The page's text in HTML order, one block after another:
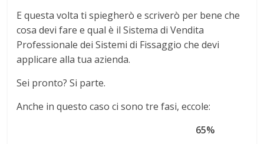
E questa volta ti spiegherò e scriverò per bene che
cosa devi fare e qual è il Sistema di Vendita
Professionale dei Sistemi di Fissaggio che devi
applicare alla tua azienda.
Sei pronto? Si parte.
Anche in questo caso ci sono tre fasi, eccole:
65%